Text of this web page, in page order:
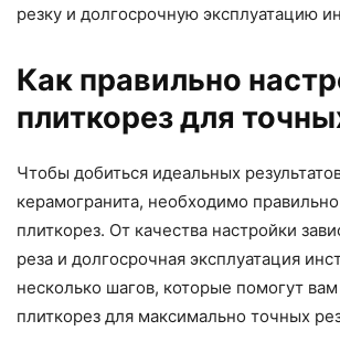
резку и долгосрочную эксплуатацию
Как правильно
плиткорез для
Чтобы добиться идеальных
керамогранита, необходимо
плиткорез. От качества настройки
реза и долгосрочная эксплуатация
несколько шагов, которые помогут
плиткорез для максимально точных